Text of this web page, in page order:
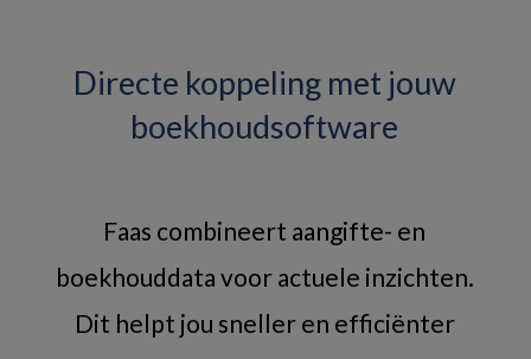
Directe koppeling met jouw
boekhoudsoftware
Faas combineert aangifte- en
boekhouddata voor actuele inzichten.
Dit helpt jou sneller en efficiënter